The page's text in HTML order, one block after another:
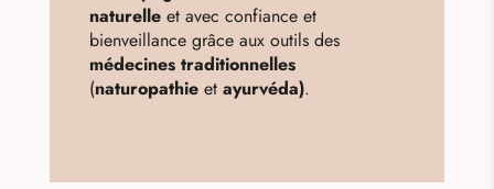
naturelleet avec confiance et
bienveillance grâce aux outils des
médecines traditionnelles
(naturopathieet ayurvéda).